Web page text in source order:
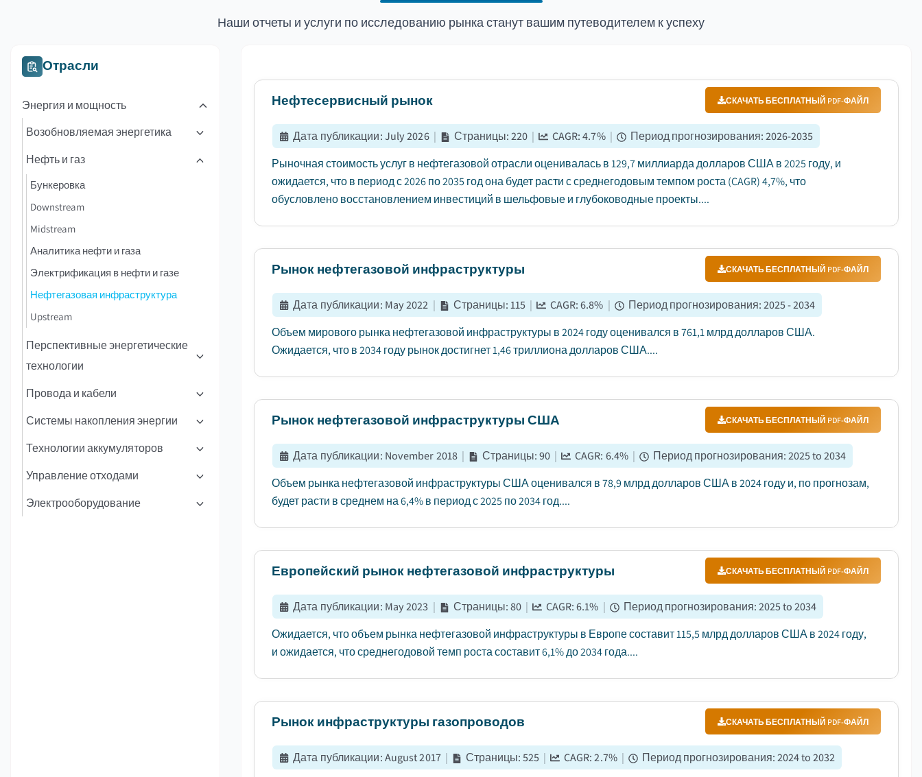
Наши отчеты и услуги по исследованию рынка станут вашим путеводителем к успеху
Отрасли
Энергия и мощность
Возобновляемая энергетика
Нефть и газ
Бункеровка
Downstream
Midstream
Аналитика нефти и газа
Электрификация в нефти и газе
Нефтегазовая инфраструктура
Upstream
Перспективные энергетические
технологии
Провода и кабели
Системы накопления энергии
Технологии аккумуляторов
Управление отходами
Электрооборудование
Нефтесервисный рынок СКАЧАТЬ БЕСПЛАТНЫЙ PDF-ФАЙЛ
Дата публикации:July 2026 | Страницы:220 | CAGR:4.7% | Период прогнозирования:2026-2035
Рыночная стоимость услуг в нефтегазовой отрасли оценивалась в 129,7 миллиарда долларов США в 2025 году, и
ожидается, что в период с 2026 по 2035 год она будет расти с среднегодовым темпом роста (CAGR) 4,7%, что
обусловлено восстановлением инвестиций в шельфовые и глубоководные проекты....
Рынок нефтегазовой инфраструктуры СКАЧАТЬ БЕСПЛАТНЫЙ PDF-ФАЙЛ
Дата публикации: May 2022 | Страницы:115 | CAGR:6.8% | Период прогнозирования:2025 - 2034
Объем мирового рынка нефтегазовой инфраструктуры в 2024 году оценивался в 761,1 млрд долларов США.
Ожидается, что в 2034 году рынок достигнет 1,46 триллиона долларов США....
Рынок нефтегазовой инфраструктуры США СКАЧАТЬ БЕСПЛАТНЫЙ PDF-ФАЙЛ
Дата публикации: November 2018 | Страницы:90 | CAGR: 6.4% | Период прогнозирования:2025 to 2034
Объем рынка нефтегазовой инфраструктуры США оценивался в 78,9 млрд долларов США в 2024 году и, по прогнозам,
будет расти в среднем на 6,4% в период с 2025 по 2034 год....
Европейский рынок нефтегазовой инфраструктуры СКАЧАТЬ БЕСПЛАТНЫЙ PDF-ФАЙЛ
Дата публикации: May 2023 | Страницы:80 | CAGR:6.1% | Период прогнозирования:2025 to 2034
Ожидается, что объем рынка нефтегазовой инфраструктуры в Европе составит 115,5 млрд долларов США в 2024 году,
и ожидается, что среднегодовой темп роста составит 6,1% до 2034 года....
Рынок инфраструктуры газопроводов СКАЧАТЬ БЕСПЛАТНЫЙ PDF-ФАЙЛ
Дата публикации:August 2017 | Страницы:525 | CAGR:2.7% | Период прогнозирования:2024 to 2032